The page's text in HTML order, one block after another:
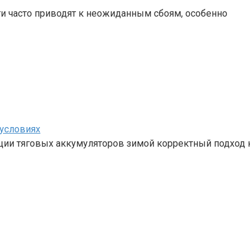
часто приводят к неожиданным сбоям, особенно
тяговых аккумуляторов зимой корректный